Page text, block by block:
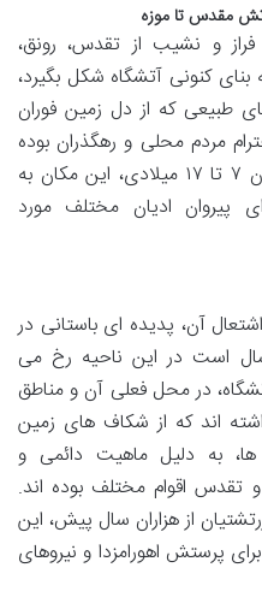
مقدس تا موزه
فراز و نشیب از تقدس، رونق،
کنونی آتشگاه شکل بگیرد،
طبیعی که از دل زمین فوران
مردم محلی و رهگذران بوده
است. تصور بر این است که از قرون ۷ تا ۱۷ میلادی، این مکان به
پیروان ادیان مختلف مورد
آن، پدیده ای باستانی در
است در این ناحیه رخ می
در محل فعلی آن و مناطق
اند که از شکاف های زمین
به دلیل ماهیت دائمی و
تقدس اقوام مختلف بوده اند.
از هزاران سال پیش، این
پرستش اهورامزدا و نیروهای